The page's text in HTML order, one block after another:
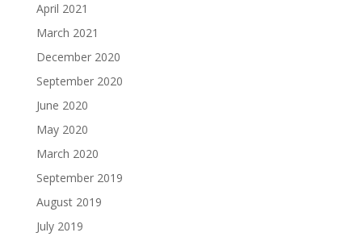
April 2021
March 2021
December 2020
September 2020
June 2020
May 2020
March 2020
September 2019
August 2019
July 2019